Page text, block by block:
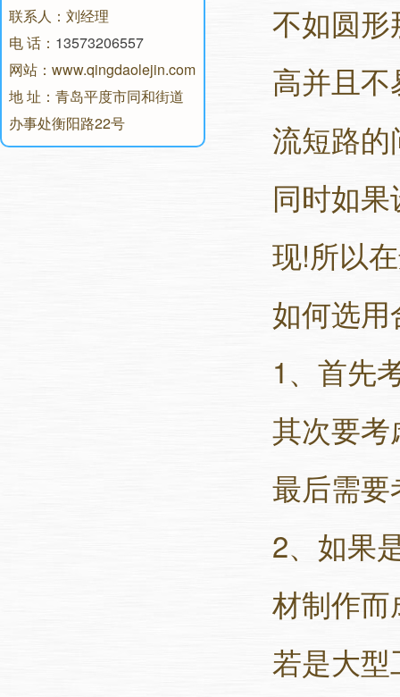
联系人：刘经理
电 话： 13573206557
网站：www.qingdaolejin.com
地 址：青岛平度市同和街道
办事处衡阳路22号
不如圆
高并且
流短路
同时如
现!所以
如何选
1、首先
其次要
最后需
2、如果
材制作而
若是大